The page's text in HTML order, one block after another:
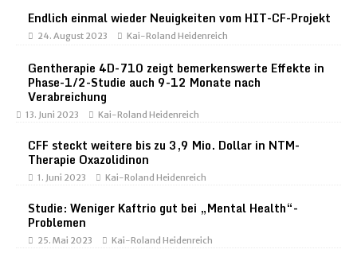
Endlich einmal wieder Neuigkeiten vom HIT-CF-Projekt
24. August 2023 Kai-Roland Heidenreich
Gentherapie 4D-710 zeigt bemerkenswerte Effekte in
Phase-1/2-Studie auch 9-12 Monate nach
Verabreichung
13. Juni 2023 Kai-Roland Heidenreich
CFF steckt weitere bis zu 3,9 Mio. Dollar in NTM-
Therapie Oxazolidinon
1. Juni 2023 Kai-Roland Heidenreich
Studie: Weniger Kaftrio gut bei „Mental Health“-
Problemen
25. Mai 2023 Kai-Roland Heidenreich